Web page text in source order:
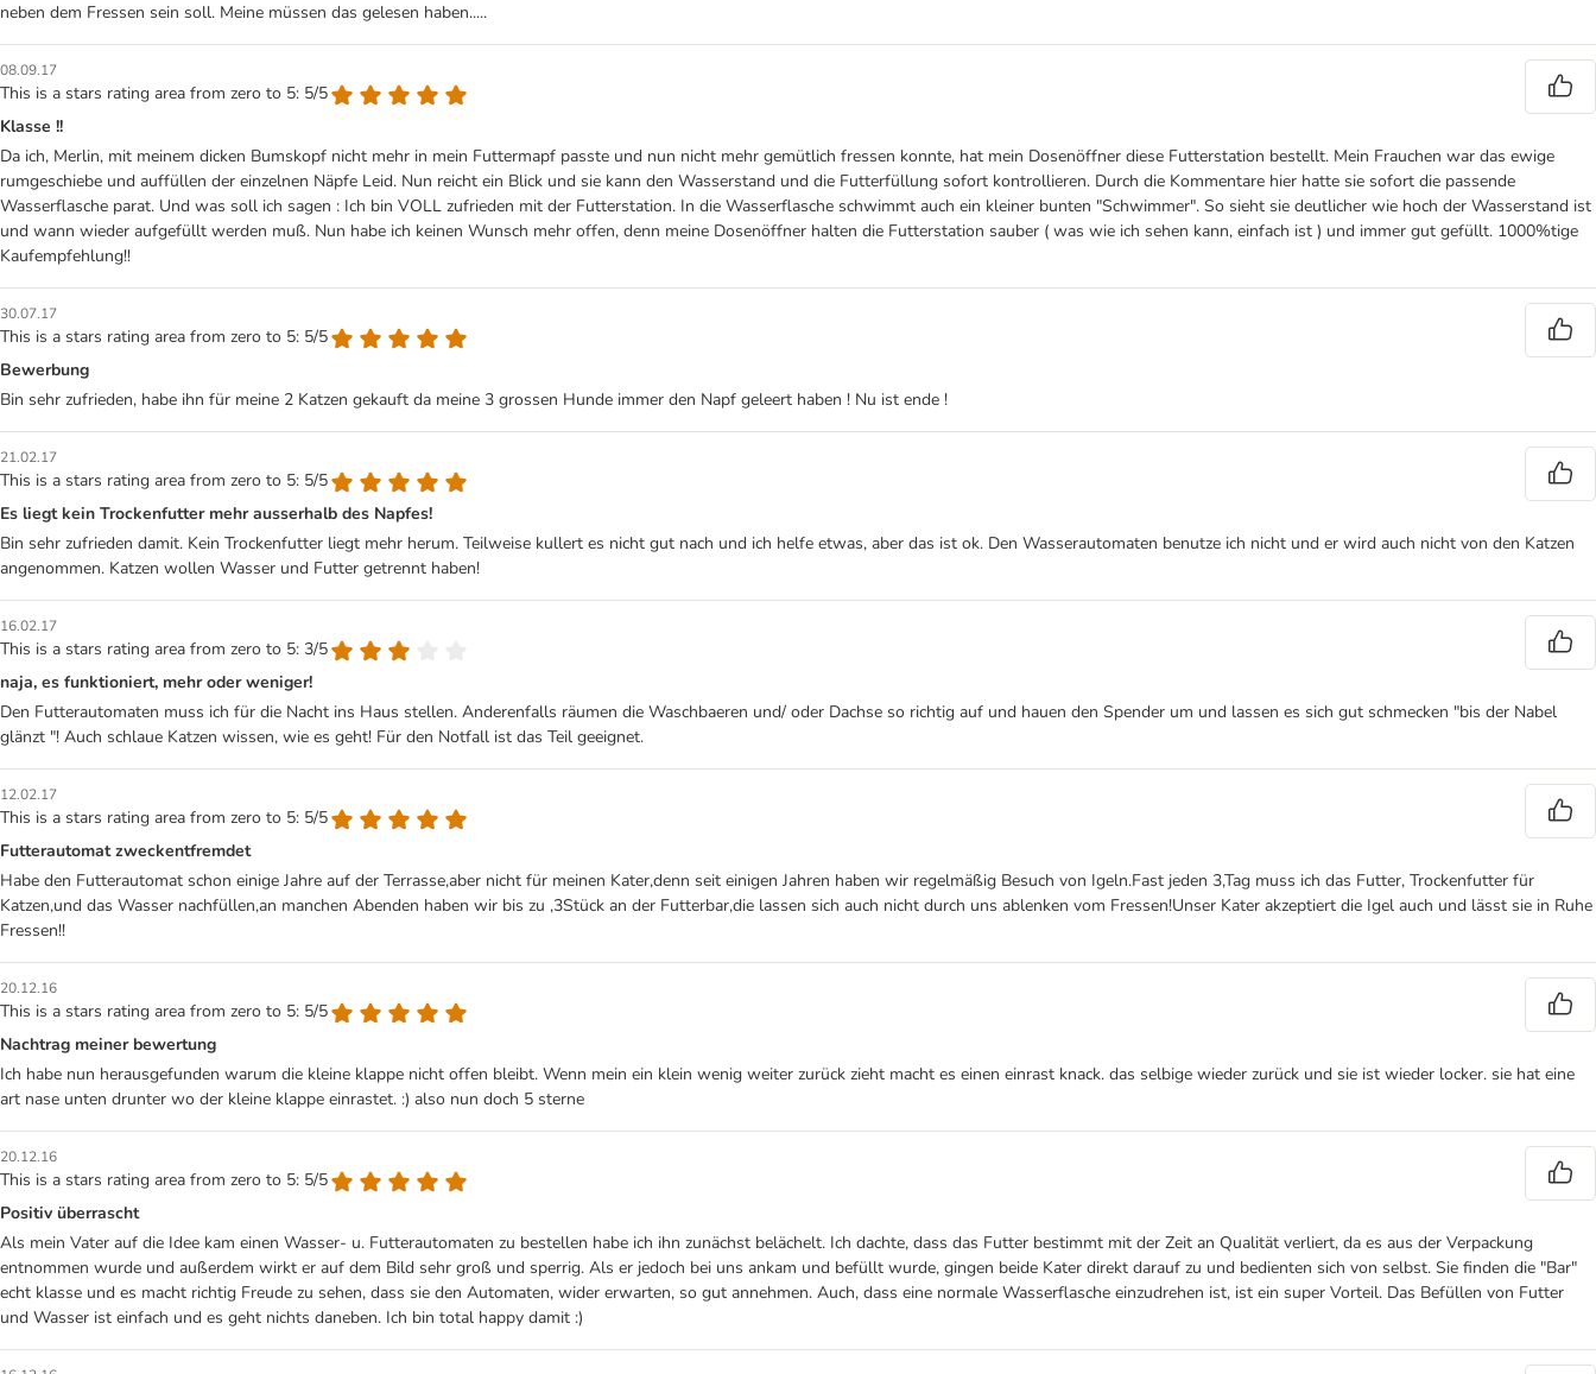
neben dem Fressen sein soll. Meine müssen das gelesen haben.....
08.09.17
This is a stars rating area from zero to 5: 5/5
Klasse !!
Da ich, Merlin, mit meinem dicken Bumskopf nicht mehr in mein Futtermapf passte und nun nicht mehr gemütlich fressen konnte, hat mein Dosenöffner diese Futterstation bestellt. Mein Frauchen war das ewige
rumgeschiebe und auffüllen der einzelnen Näpfe Leid. Nun reicht ein Blick und sie kann den Wasserstand und die Futterfüllung sofort kontrollieren. Durch die Kommentare hier hatte sie sofort die passende
Wasserflasche parat. Und was soll ich sagen : Ich bin VOLL zufrieden mit der Futterstation. In die Wasserflasche schwimmt auch ein kleiner bunten "Schwimmer". So sieht sie deutlicher wie hoch der Wasserstand ist
und wann wieder aufgefüllt werden muß. Nun habe ich keinen Wunsch mehr offen, denn meine Dosenöffner halten die Futterstation sauber ( was wie ich sehen kann, einfach ist ) und immer gut gefüllt. 1000%tige
Kaufempfehlung!!
30.07.17
This is a stars rating area from zero to 5: 5/5
Bewerbung
Bin sehr zufrieden, habe ihn für meine 2 Katzen gekauft da meine 3 grossen Hunde immer den Napf geleert haben ! Nu ist ende !
21.02.17
This is a stars rating area from zero to 5: 5/5
Es liegt kein Trockenfutter mehr ausserhalb des Napfes!
Bin sehr zufrieden damit. Kein Trockenfutter liegt mehr herum. Teilweise kullert es nicht gut nach und ich helfe etwas, aber das ist ok. Den Wasserautomaten benutze ich nicht und er wird auch nicht von den Katzen
angenommen. Katzen wollen Wasser und Futter getrennt haben!
16.02.17
This is a stars rating area from zero to 5: 3/5
naja, es funktioniert, mehr oder weniger!
Den Futterautomaten muss ich für die Nacht ins Haus stellen. Anderenfalls räumen die Waschbaeren und/ oder Dachse so richtig auf und hauen den Spender um und lassen es sich gut schmecken "bis der Nabel
glänzt "! Auch schlaue Katzen wissen, wie es geht! Für den Notfall ist das Teil geeignet.
12.02.17
This is a stars rating area from zero to 5: 5/5
Futterautomat zweckentfremdet
Habe den Futterautomat schon einige Jahre auf der Terrasse,aber nicht für meinen Kater,denn seit einigen Jahren haben wir regelmäßig Besuch von Igeln.Fast jeden 3,Tag muss ich das Futter, Trockenfutter für
Katzen,und das Wasser nachfüllen,an manchen Abenden haben wir bis zu ,3Stück an der Futterbar,die lassen sich auch nicht durch uns ablenken vom Fressen!Unser Kater akzeptiert die Igel auch und lässt sie in Ruhe
Fressen!!
20.12.16
This is a stars rating area from zero to 5: 5/5
Nachtrag meiner bewertung
Ich habe nun herausgefunden warum die kleine klappe nicht offen bleibt. Wenn mein ein klein wenig weiter zurück zieht macht es einen einrast knack. das selbige wieder zurück und sie ist wieder locker. sie hat eine
art nase unten drunter wo der kleine klappe einrastet. :) also nun doch 5 sterne
20.12.16
This is a stars rating area from zero to 5: 5/5
Positiv überrascht
Als mein Vater auf die Idee kam einen Wasser- u. Futterautomaten zu bestellen habe ich ihn zunächst belächelt. Ich dachte, dass das Futter bestimmt mit der Zeit an Qualität verliert, da es aus der Verpackung
entnommen wurde und außerdem wirkt er auf dem Bild sehr groß und sperrig. Als er jedoch bei uns ankam und befüllt wurde, gingen beide Kater direkt darauf zu und bedienten sich von selbst. Sie finden die "Bar"
echt klasse und es macht richtig Freude zu sehen, dass sie den Automaten, wider erwarten, so gut annehmen. Auch, dass eine normale Wasserflasche einzudrehen ist, ist ein super Vorteil. Das Befüllen von Futter
und Wasser ist einfach und es geht nichts daneben. Ich bin total happy damit :)